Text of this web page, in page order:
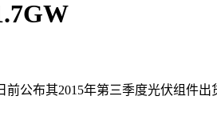
公布其2015年第三季度光伏组